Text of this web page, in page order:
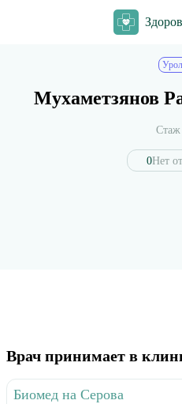
Мухаметзянов
Стаж
0Нет
Врач принимает в
Биомед на Серова